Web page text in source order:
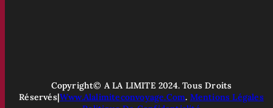
Copyright© A LA LIMITE 2024. Tous Droits
Réservés|Www.alalimiteconvoyage.com. Mentions Légales